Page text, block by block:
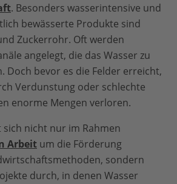
. Besonders wasserintensive und
bewässerte Produkte sind
Zuckerrohr. Oft werden
angelegt, die das Wasser zu
Doch bevor es die Felder erreicht,
Verdunstung oder schlechte
enorme Mengen verloren.
sich nicht nur im Rahmen
Arbeit um die Förderung
sondern
durch, in denen Wasser